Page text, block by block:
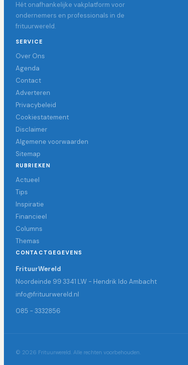
Hét onafhankelijke vakplatform voor
ondernemers en professionals in de
frituurwereld.
SERVICE
Over Ons
Agenda
Contact
Adverteren
Privacybeleid
Cookiestatement
Disclaimer
Algemene voorwaarden
Sitemap
RUBRIEKEN
Actueel
Tips
Inspiratie
Financieel
Columns
Themas
CONTACTGEGEVENS
FrituurWereld
Noordeinde 99 3341 LW - Hendrik Ido Ambacht
info@frituurwereld.nl
085 - 3332856
© 2026 Frituurwereld. Alle rechten voorbehouden.